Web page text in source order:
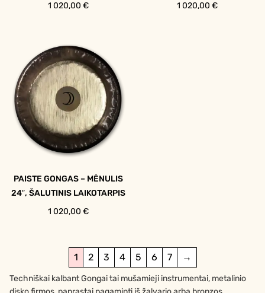
1 020,00 €
1 020,00 €
PAISTE GONGAS – MĖNULIS
24″, ŠALUTINIS LAIKOTARPIS
1 020,00 €
1 2 3 4 5 6 7 →
Techniškai kalbant Gongai tai mušamieji instrumentai, metalinio